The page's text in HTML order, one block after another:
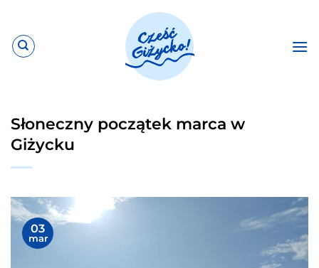
zawartości
Słoneczny początek marca w
Giżycku
03
mar